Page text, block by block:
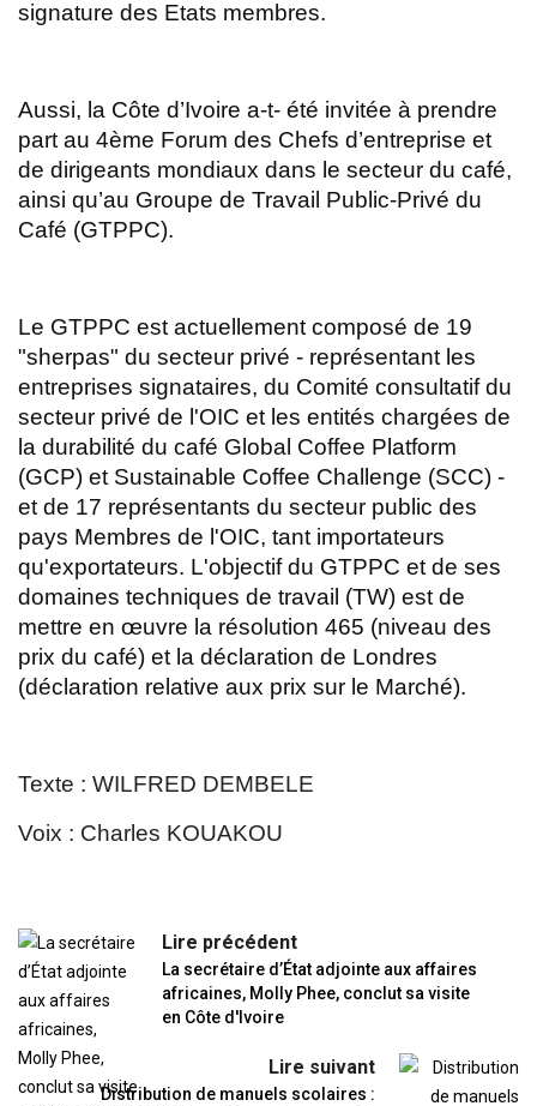
signature des Etats membres.
Aussi, la Côte d’Ivoire a-t- été invitée à prendre
part au 4ème Forum des Chefs d’entreprise et
de dirigeants mondiaux dans le secteur du café,
ainsi qu’au Groupe de Travail Public-Privé du
Café (GTPPC).
Le GTPPC est actuellement composé de 19
"sherpas" du secteur privé - représentant les
entreprises signataires, du Comité consultatif du
secteur privé de l'OIC et les entités chargées de
la durabilité du café Global Coffee Platform
(GCP) et Sustainable Coffee Challenge (SCC) -
et de 17 représentants du secteur public des
pays Membres de l'OIC, tant importateurs
qu'exportateurs. L'objectif du GTPPC et de ses
domaines techniques de travail (TW) est de
mettre en œuvre la résolution 465 (niveau des
prix du café) et la déclaration de Londres
(déclaration relative aux prix sur le Marché).
Texte : WILFRED DEMBELE
Voix : Charles KOUAKOU
Lire précédent
La secrétaire d’État adjointe aux affaires
africaines, Molly Phee, conclut sa visite
en Côte d'Ivoire
Lire suivant
Distribution de manuels scolaires :